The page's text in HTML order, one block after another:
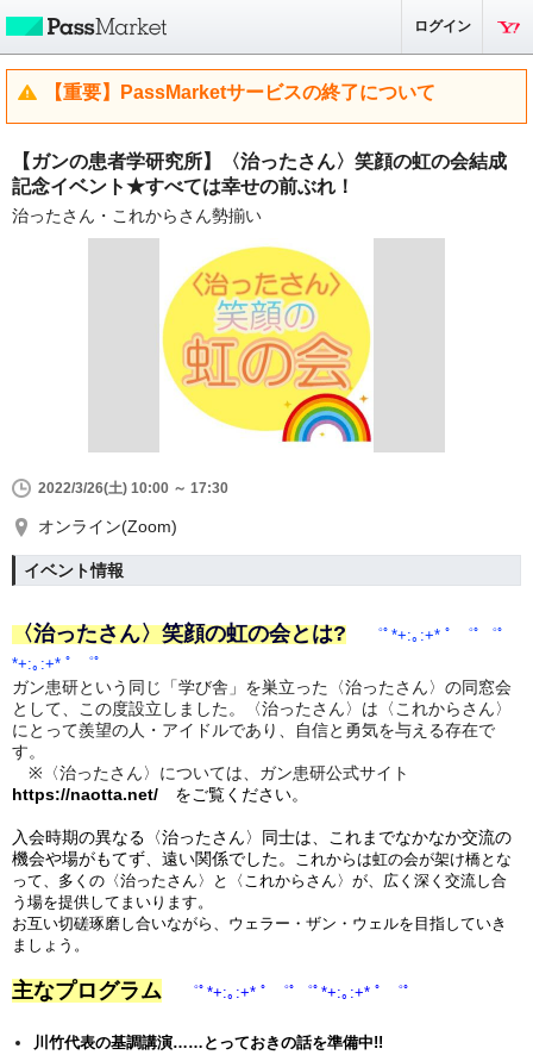
ログイン
【重要】PassMarketサービスの終了について
【ガンの患者学研究所】〈治ったさん〉笑顔の虹の会結成
記念イベント★すべては幸せの前ぶれ！
治ったさん・これからさん勢揃い
2022/3/26(土) 10:00 ～ 17:30
オンライン(Zoom)
イベント情報
〈治ったさん〉笑顔の虹の会とは?
゜ﾟ*+:｡:+* ﾟ ゜ﾟ゜ﾟ
*+:｡:+* ﾟ ゜ﾟ
ガン患研という同じ「学び舎」を巣立った〈治ったさん〉の同窓会
として、この度設立しました。〈治ったさん〉は〈これからさん〉
にとって羨望の人・アイドルであり、自信と勇気を与える存在で
す。
※〈治ったさん〉については、ガン患研公式サイト
https://naotta.net/ をご覧ください。
入会時期の異なる〈治ったさん〉同士は、これまでなかなか交流の
機会や場がもてず、遠い関係でした。 これからは虹の会が架け橋とな
って、多くの〈治ったさん〉と〈これからさん〉が、広く深く交流し合
う場を提供してまいります。
お互い切磋琢磨し合いながら、ウェラー・ザン・ウェルを目指していき
ましょう。
主なプログラム ゜ﾟ*+:｡:+* ﾟ ゜ﾟ゜ﾟ*+:｡:+* ﾟ ゜ﾟ
川竹代表の基調講演……とっておきの話を準備中!!